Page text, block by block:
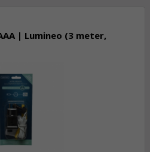
| Lumineo (3 meter,